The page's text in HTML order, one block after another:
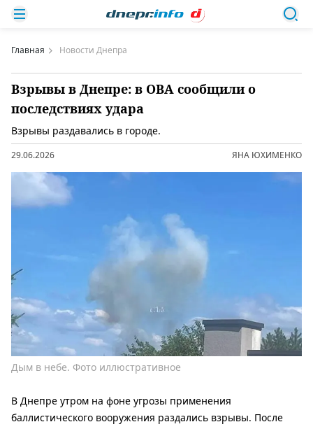
Главная Новости Днепра
Взрывы в Днепре: в ОВА сообщили о
последствиях удара
Взрывы раздавались в городе.
29.06.2026 ЯНА ЮХИМЕНКО
Дым в небе. Фото иллюстративное
В Днепре утром на фоне угрозы применения
баллистического вооружения раздались взрывы. После